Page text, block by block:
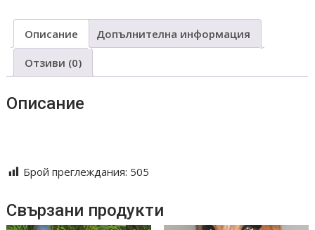
Описание Допълнителна информация
Отзиви (0)
Описание
Брой преглеждания: 505
Свързани продукти